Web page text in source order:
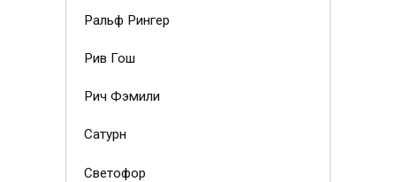
Ральф Рингер
Рив Гош
Рич Фэмили
Сатурн
Светофор